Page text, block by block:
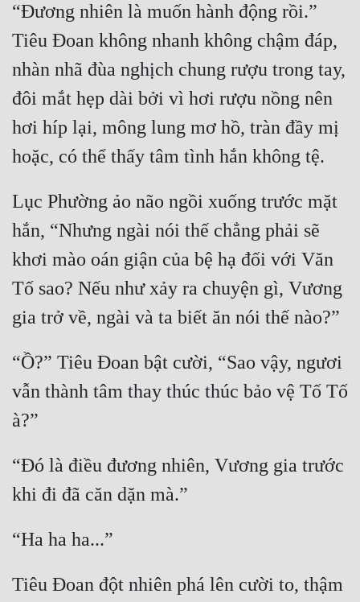
“Đương nhiên là muốn hành động rồi.”
Tiêu Đoan không nhanh không chậm đáp,
nhàn nhã đùa nghịch chung rượu trong tay,
đôi mắt hẹp dài bởi vì hơi rượu nồng nên
hơi híp lại, mông lung mơ hồ, tràn đầy mị
Lục Phường ảo não ngồi xuống trước mặt
hắn, “Nhưng ngài nói thế chẳng phải sẽ
khơi mào oán giận của bệ hạ đối với Văn
Tố sao? Nếu như xảy ra chuyện gì, Vương
“Ồ?” Tiêu Đoan bật cười, “Sao vậy, ngươi
vẫn thành tâm thay thúc thúc bảo vệ Tố Tố
“Đó là điều đương nhiên, Vương gia trước
Tiêu Đoan đột nhiên phá lên cười to, thậm